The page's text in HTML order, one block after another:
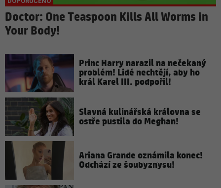
Doctor: One Teaspoon Kills All Worms in
Your Body!
Princ Harry narazil na nečekaný
problém! Lidé nechtějí, aby ho
král Karel III. podpořil!
Slavná kulinářská královna se
ostře pustila do Meghan!
Ariana Grande oznámila konec!
Odchází ze šoubyznysu!